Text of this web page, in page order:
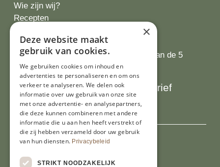
Wie zijn wij?
Recepten
Recensies
Onze klanten waarderen ons met 4.9 van de 5
sterren
Schrijf je in voor onze nieuwsbrief
E-mailadres
×
Deze website maakt
gebruik van cookies.
We gebruiken cookies om inhoud en
advertenties te personaliseren en om ons
verkeer te analyseren. We delen ook
informatie over uw gebruik van onze site
met onze advertentie- en analysepartners,
die deze kunnen combineren met andere
informatie die u aan hen heeft verstrekt of
die zij hebben verzameld door uw gebruik
van hun diensten. Privacybeleid
STRIKT NOODZAKELIJK